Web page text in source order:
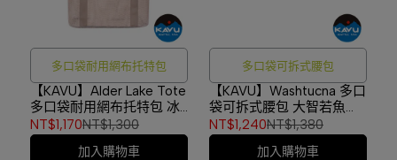
多口袋耐用網布托特包
【KAVU】Alder Lake Tote
多口袋耐用網布托特包 冰
咖啡 #9376
NT$1,170NT$1,300
加入購物車
多口袋可拆式腰包
【KAVU】Washtucna 多口
袋可拆式腰包 大智若魚
#9244
NT$1,240NT$1,380
加入購物車